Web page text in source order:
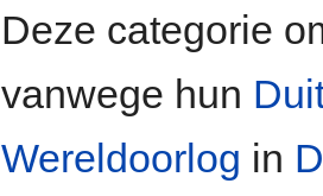
Deze categorie
vanwege hun
Wereldoorlog in